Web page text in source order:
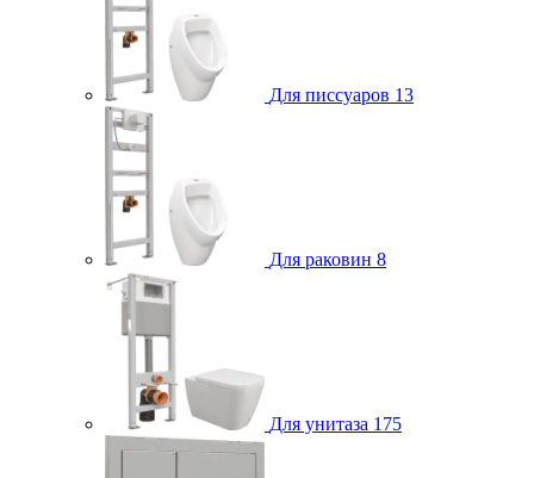
Для писсуаров 13
Для раковин 8
Для унитаза 175